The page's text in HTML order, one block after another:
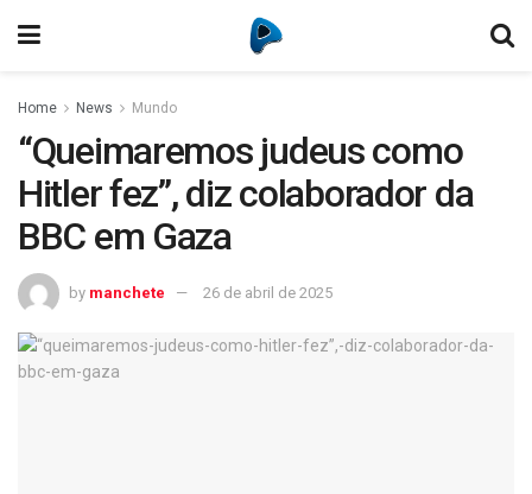
Home News Mundo
“Queimaremos judeus como
Hitler fez”, diz colaborador da
BBC em Gaza
by manchete 26 de abril de 2025